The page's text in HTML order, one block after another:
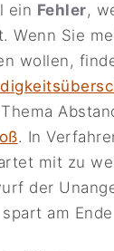
ein Fehler,
Wenn Sie
wollen,
. In
mit zu
der
am